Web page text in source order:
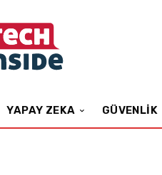
YAPAY ZEKA GÜVENLIK